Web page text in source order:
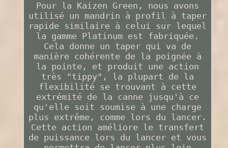
Pour la Kaizen Green, nous avons
utilisé un mandrin à profil à taper
rapide similaire à celui sur lequel
la gamme Platinum est fabriquée.
Cela donne un taper qui va de
manière cohérente de la poignée à
la pointe, et produit une action
très "tippy", la plupart de la
flexibilité se trouvant à cette
extrémité de la canne jusqu'à ce
qu'elle soit soumise à une charge
plus extrême, comme lors du lancer.
Cette action améliore le transfert
de puissance lors du lancer et vous